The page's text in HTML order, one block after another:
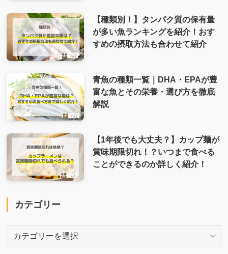
【種類別！】タンパク質の保有量
が多い魚ランキングを紹介！おす
すめの摂取方法も合わせて紹介
青魚の種類一覧｜DHA・EPAが豊
富な魚とその栄養・選び方を徹底
解説
【1年後でも大丈夫？】カップ麺が
賞味期限切れ！？いつまで食べる
ことができるのか詳しく紹介！
カテゴリー